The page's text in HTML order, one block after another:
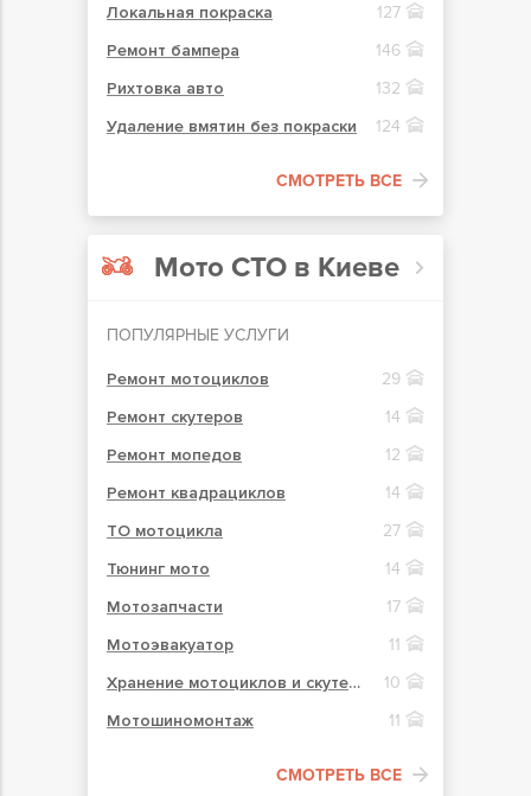
Локальная покраска
127
Ремонт бампера
146
Рихтовка авто
132
Удаление вмятин без покраски
124
СМОТРЕТЬ ВСЕ
Мото СТО в Киеве
ПОПУЛЯРНЫЕ УСЛУГИ
Ремонт мотоциклов
29
Ремонт скутеров
14
Ремонт мопедов
12
Ремонт квадрациклов
14
ТО мотоцикла
27
Тюнинг мото
14
Мотозапчасти
17
Мотоэвакуатор
11
Хранение мотоциклов и скутеров
10
Мотошиномонтаж
11
СМОТРЕТЬ ВСЕ